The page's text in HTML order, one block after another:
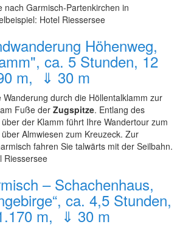
nach Garmisch-Partenkirchen in
Hotel Riessersee
Höhenweg,
ca. 5 Stunden, 12
m, ⇓ 30 m
durch die Höllentalklamm zur
Fuße der Zugspitze. Entlang des
der Klamm führt Ihre Wandertour zum
Almwiesen zum Kreuzeck. Zur
fahren Sie talwärts mit der Seilbahn.
Riessersee
– Schachenhaus,
ca. 4,5 Stunden,
m, ⇓ 30 m